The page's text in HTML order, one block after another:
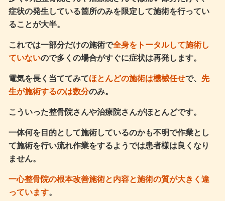
症状の発生している箇所のみを限定して施術を行ってい
ることが大半。
これでは一部分だけの施術で全身をトータルして施術し
ていないので多くの場合がすぐに症状は再発します。
電気を長く当ててみてほとんどの施術は機械任せで、 先
生が施術するのは数分のみ。
こういった整骨院さんや治療院さんがほとんどです。
一体何を目的として施術しているのかも不明で作業とし
て施術を行い流れ作業をするようでは患者様は良くなり
ません。
一心整骨院の根本改善施術と内容と施術の質が大きく違
っています。